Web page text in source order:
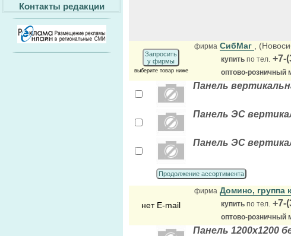
Контакты редакции
Запросить
у фирмы
выберите товар ниже
фирма СибМаг ,
купить по тел. +7-
оптово-розничный
Панель
Панель ЭС
Панель ЭС
Продолжение ассортимента
нет E-mail
фирма Домино, группа
купить по тел. +7-
оптово-розничный
Панель 1200х1200